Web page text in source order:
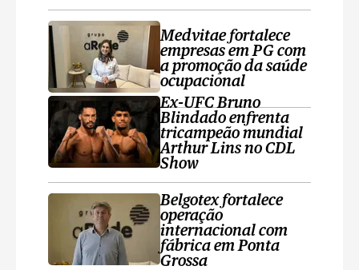
Medvitae fortalece
empresas em PG com
a promoção da saúde
ocupacional
Ex-UFC Bruno
Blindado enfrenta
tricampeão mundial
Arthur Lins no CDL
Show
Belgotex fortalece
operação
internacional com
fábrica em Ponta
Grossa